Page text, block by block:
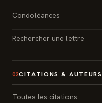
Condoléances
Rechercher une lettre
02CITATIONS & AUTEURS
Toutes les citations